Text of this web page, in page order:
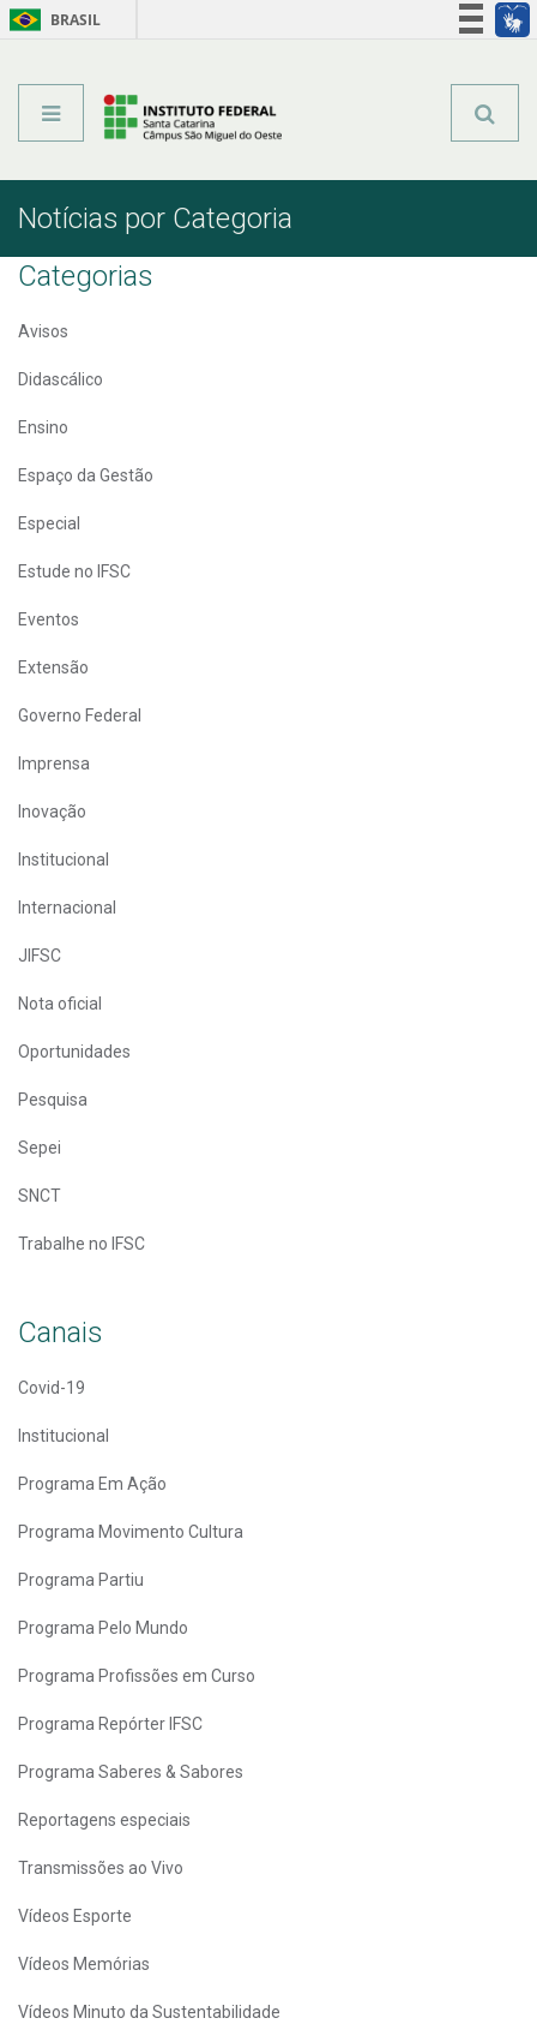
BRASIL
Notícias por Categoria
Categorias
Avisos
Didascálico
Ensino
Espaço da Gestão
Especial
Estude no IFSC
Eventos
Extensão
Governo Federal
Imprensa
Inovação
Institucional
Internacional
JIFSC
Nota oficial
Oportunidades
Pesquisa
Sepei
SNCT
Trabalhe no IFSC
Canais
Covid-19
Institucional
Programa Em Ação
Programa Movimento Cultura
Programa Partiu
Programa Pelo Mundo
Programa Profissões em Curso
Programa Repórter IFSC
Programa Saberes & Sabores
Reportagens especiais
Transmissões ao Vivo
Vídeos Esporte
Vídeos Memórias
Vídeos Minuto da Sustentabilidade